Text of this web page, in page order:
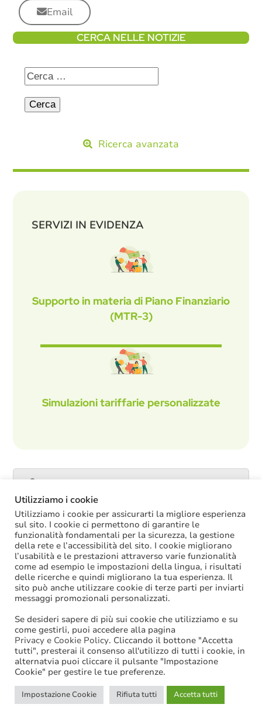
Email
CERCA NELLE NOTIZIE
Ricerca avanzata
SERVIZI IN EVIDENZA
Supporto in materia di Piano Finanziario
(MTR-3)
Simulazioni tariffarie personalizzate
ULTIME NOTIZIE
La soppressione dei vecchi tetti di spesa
offre più margini anche per l’aumento del
salario accessorio
ACCRUAL: come si registrano i
trasferimenti vincolati per investimenti
riscossi prima del 2025?
Oggi in Cdm il nuovo “Decreto PA”: molte
le novità di interesse per gli enti locali
Niente assunzioni tramite scorrimento di
graduatorie di mobilità
Sanzioni BDAP: aumenta il fondo per il
contributo alla finanza pubblica
Utilizziamo i cookie
Utilizziamo i cookie per assicurarti la migliore esperienza
sul sito. I cookie ci permettono di garantire le
funzionalità fondamentali per la sicurezza, la gestione
della rete e l’accessibilità del sito. I cookie migliorano
l’usabilità e le prestazioni attraverso varie funzionalità
come ad esempio le impostazioni della lingua, i risultati
delle ricerche e quindi migliorano la tua esperienza. Il
sito può anche utilizzare cookie di terze parti per inviarti
messaggi promozionali personalizzati.
Se desideri sapere di più sui cookie che utilizziamo e su
come gestirli, puoi accedere alla pagina
Privacy e Cookie Policy. Cliccando il bottone "Accetta
tutti", presterai il consenso all'utilizzo di tutti i cookie, in
alternatvia puoi cliccare il pulsante "Impostazione
Cookie" per gestire le tue preferenze.
Impostazione Cookie Rifiuta tutti Accetta tutti